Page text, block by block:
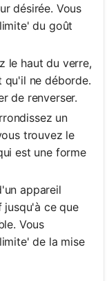
désirée. Vous
du goût
le haut du verre,
qu'il ne déborde.
de renverser.
un
trouvez le
est une forme
appareil
ce que
Vous
de la mise